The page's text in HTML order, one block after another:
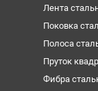
Лента
Поковка
Полоса
Пруток
Фибра